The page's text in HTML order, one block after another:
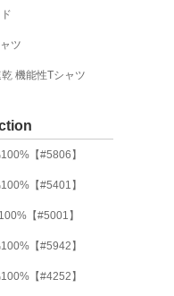
ツ
機能性Tシャツ
【#5806】
【#5401】
【#5001】
【#5942】
【#4252】